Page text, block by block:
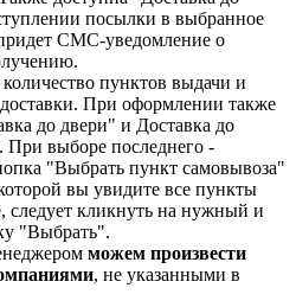
посылки в выбранное
СМС-уведомление о
пунктов выдачи и
При оформлении также
до двери" и Доставка до
При выборе последнего -
"Выбрать пункт самовывоза"
вы увидите все пункты
следует кликнуть на нужный и
"Выбрать".
можем произвести
, не указанными в